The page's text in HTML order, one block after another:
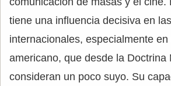
tiene una influencia decisiva en
internacionales, especialmente
americano, que desde la Doctrina
consideran un poco suyo. Su